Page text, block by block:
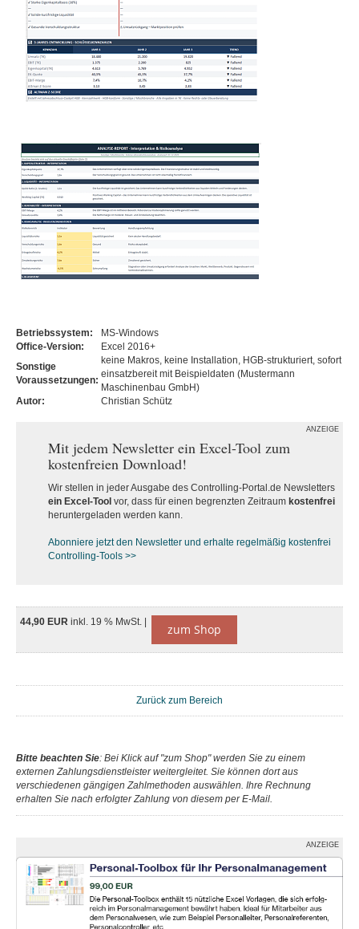
Betriebssystem:
MS-Windows
Office-Version:
Excel 2016+
Sonstige
Voraussetzungen:
keine Makros, keine Installation, HGB-strukturiert, sofort
einsatzbereit mit Beispieldaten (Mustermann
Maschinenbau GmbH)
Autor:
Christian Schütz
ANZEIGE
Mit jedem Newsletter ein Excel-Tool zum
kostenfreien Download!
Wir stellen in jeder Ausgabe des Controlling-Portal.de Newsletters
ein Excel-Tool vor, dass für einen begrenzten Zeitraum kostenfrei
heruntergeladen werden kann.
Abonniere jetzt den Newsletter und erhalte regelmäßig kostenfrei
Controlling-Tools >>
44,90 EUR inkl. 19 % MwSt. | zum Shop
Zurück zum Bereich
Bitte beachten Sie: Bei Klick auf "zum Shop" werden Sie zu einem
externen Zahlungsdienstleister weitergleitet. Sie können dort aus
verschiedenen gängigen Zahlmethoden auswählen. Ihre Rechnung
erhalten Sie nach erfolgter Zahlung von diesem per E-Mail.
ANZEIGE